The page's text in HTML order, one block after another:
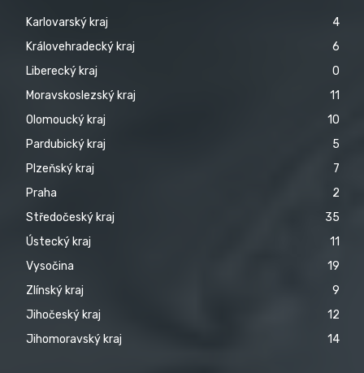
Karlovarský kraj
4
Královehradecký kraj
6
Liberecký kraj
0
Moravskoslezský kraj
11
Olomoucký kraj
10
Pardubický kraj
5
Plzeňský kraj
7
Praha
2
Středočeský kraj
35
Ústecký kraj
11
Vysočina
19
Zlínský kraj
9
Jihočeský kraj
12
Jihomoravský kraj
14